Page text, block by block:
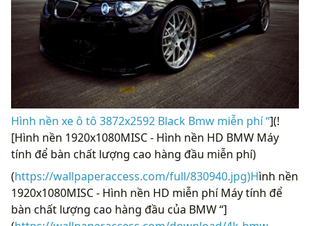
Hình nền xe ô tô 3872x2592 Black Bmw miễn phí “](!
[Hình nền 1920x1080MISC - Hình nền HD BMW Máy
tính để bàn chất lượng cao hàng đầu miễn phí)
(https://wallpaperaccess.com/full/830940.jpg)Hình nền
1920x1080MISC - Hình nền HD miễn phí Máy tính để
bàn chất lượng cao hàng đầu của BMW “]